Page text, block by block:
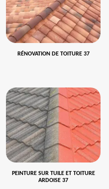
RÉNOVATION DE TOITURE 37
PEINTURE SUR TUILE ET TOITURE
ARDOISE 37